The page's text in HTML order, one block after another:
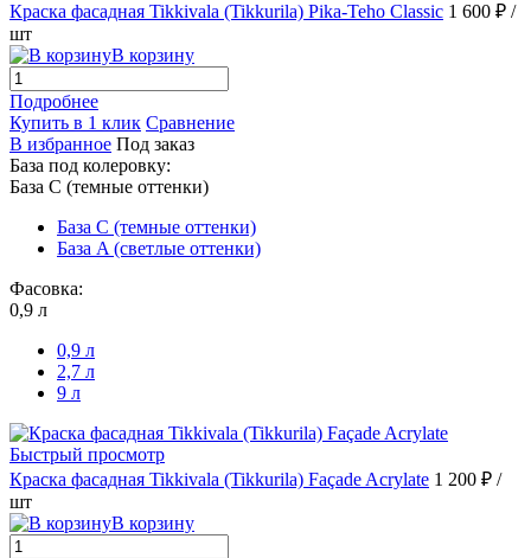
Краска фасадная Tikkivala (Tikkurila) Pika-Teho Classic 1 600 ₽ /
шт
В корзину
Подробнее
Купить в 1 клик Сравнение
В избранное Под заказ
База под колеровку:
База С (темные оттенки)
База С (темные оттенки)
База A (светлые оттенки)
Фасовка:
0,9 л
0,9 л
2,7 л
9 л
Быстрый просмотр
Краска фасадная Tikkivala (Tikkurila) Façade Acrylate 1 200 ₽ /
шт
В корзину